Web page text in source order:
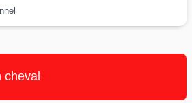
cheval